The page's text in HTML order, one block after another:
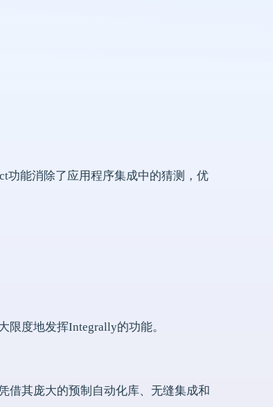
功能消除了应用程序集成中的猜测，优
度地发挥Integrally的功能。
借其庞大的预制自动化库、无缝集成和